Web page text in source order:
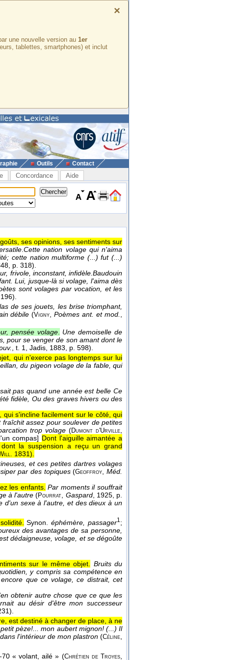
×
une nouvelle version au 1er
tablettes, smartphones) et inclut
Outils Contact
Concordance Aide
ses opinions, ses sentiments sur
.Cette nation volage qui n'aima
cette nation multiforme (...) fut (...)
, p. 318).
frivole, inconstant, infidèle.Baudouin
Lui, jusque-là si volage, l'aima dès
sont volages par vocation, et les
de ses jouets, les brise triomphant,
débile (Vigny,Poèmes ant. et mod.,
pensée volage. Une demoiselle de
pour se venger de son amant dont le
, t. 1, Jadis, 1883, p. 598).
qui n'exerce pas longtemps sur lui
du pigeon volage de la fable, qui
pas quand une année est belle Ce
fidèle, Ou des graves hivers ou des
qui s'incline facilement sur le côté, qui
fraîchit assez pour soulever de petites
trop volage (Dumont d'Urville,
compas] Dont l'aiguille aimantée a
la suspension a reçu un grand
1831).
et ces petites dartres volages
par des topiques(Geoffroy,Méd.
les enfants. Par moments il souffrait
à l'autre (Pourrat, Gaspard, 1925, p.
d'un sexe à l'autre, et des dieux à un
Synon.éphémère, passager1 ;
des avantages de sa personne,
dédaigneuse, volage, et se dégoûte
sur le même objet.
Bruits du
y compris sa compétence en
que ce volage, ce distrait, cet
obtenir autre chose que ce que les
au désir d'être mon successeur
est destiné à changer de place, à ne
pèze!... mon aubert mignon! (...) Il
l'intérieur de mon plastron(Céline
70 « volant, ailé » (Chrétien de Troyes